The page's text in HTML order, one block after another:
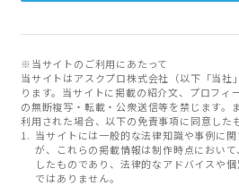
※当サイトのご利用にあたって
当サイトはアスクプロ株式会社（以下「当社
ります。当サイトに掲載の紹介文、プロフィ
の無断複写・転載・公衆送信等を禁じます。
利用された場合、以下の免責事項に同意した
当サイトには一般的な法律知識や事例に
が、これらの掲載情報は制作時点におい
したものであり、法律的なアドバイスや
ではありません。